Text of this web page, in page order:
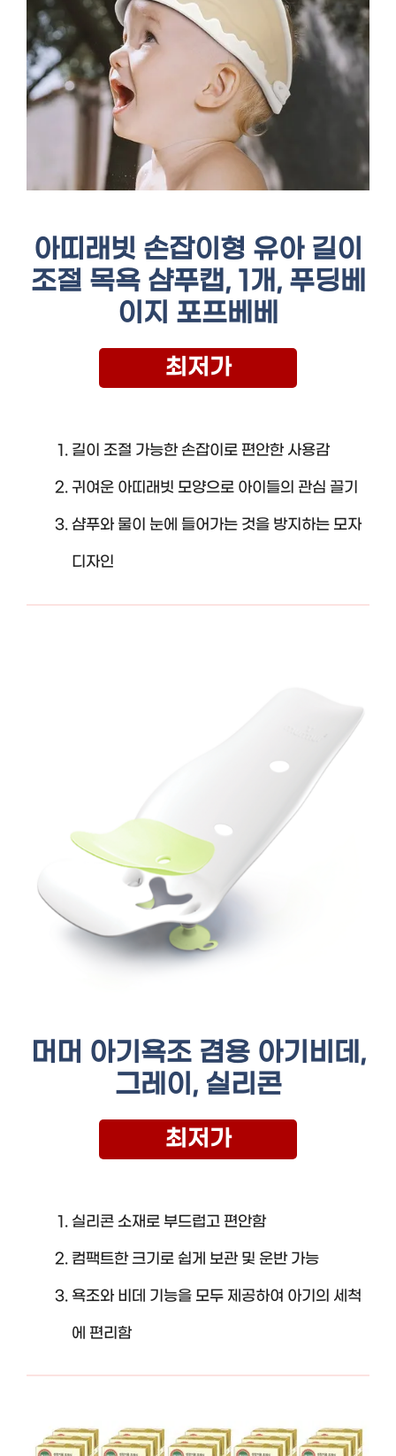
아띠래빗 손잡이형 유아 길이
조절 목욕 샴푸캡, 1개, 푸딩베
이지 포프베베
최저가
길이 조절 가능한 손잡이로 편안한 사용감
귀여운 아띠래빗 모양으로 아이들의 관심 끌기
샴푸와 물이 눈에 들어가는 것을 방지하는 모자
디자인
머머 아기욕조 겸용 아기비데,
그레이, 실리콘
최저가
실리콘 소재로 부드럽고 편안함
컴팩트한 크기로 쉽게 보관 및 운반 가능
욕조와 비데 기능을 모두 제공하여 아기의 세척
에 편리함